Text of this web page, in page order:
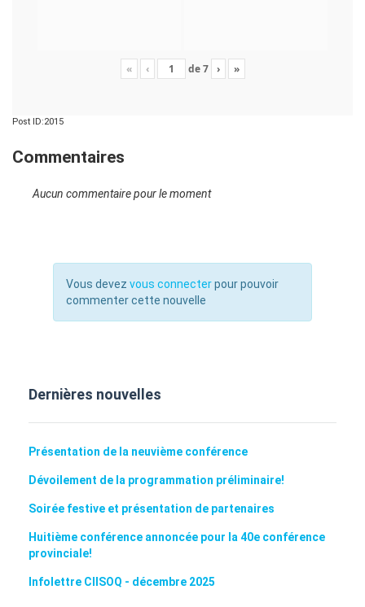
« ‹ de7 › »
Post ID:2015
Commentaires
Aucun commentaire pour le moment
Vous devez vous connecterpour pouvoir
commenter cette nouvelle
Dernières nouvelles
Présentation de la neuvième conférence
Dévoilement de la programmation préliminaire!
Soirée festive et présentation de partenaires
Huitième conférence annoncée pour la 40e conférence
provinciale!
Infolettre CIISOQ - décembre 2025